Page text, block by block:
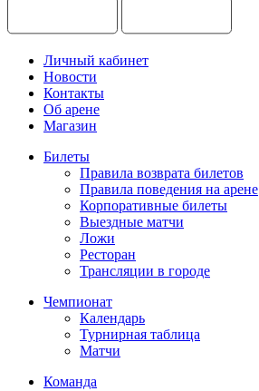
Личный кабинет
Новости
Контакты
Об арене
Магазин
Билеты
Правила возврата билетов
Правила поведения на арене
Корпоративные билеты
Выездные матчи
Ложи
Ресторан
Трансляции в городе
Чемпионат
Календарь
Турнирная таблица
Матчи
Команда